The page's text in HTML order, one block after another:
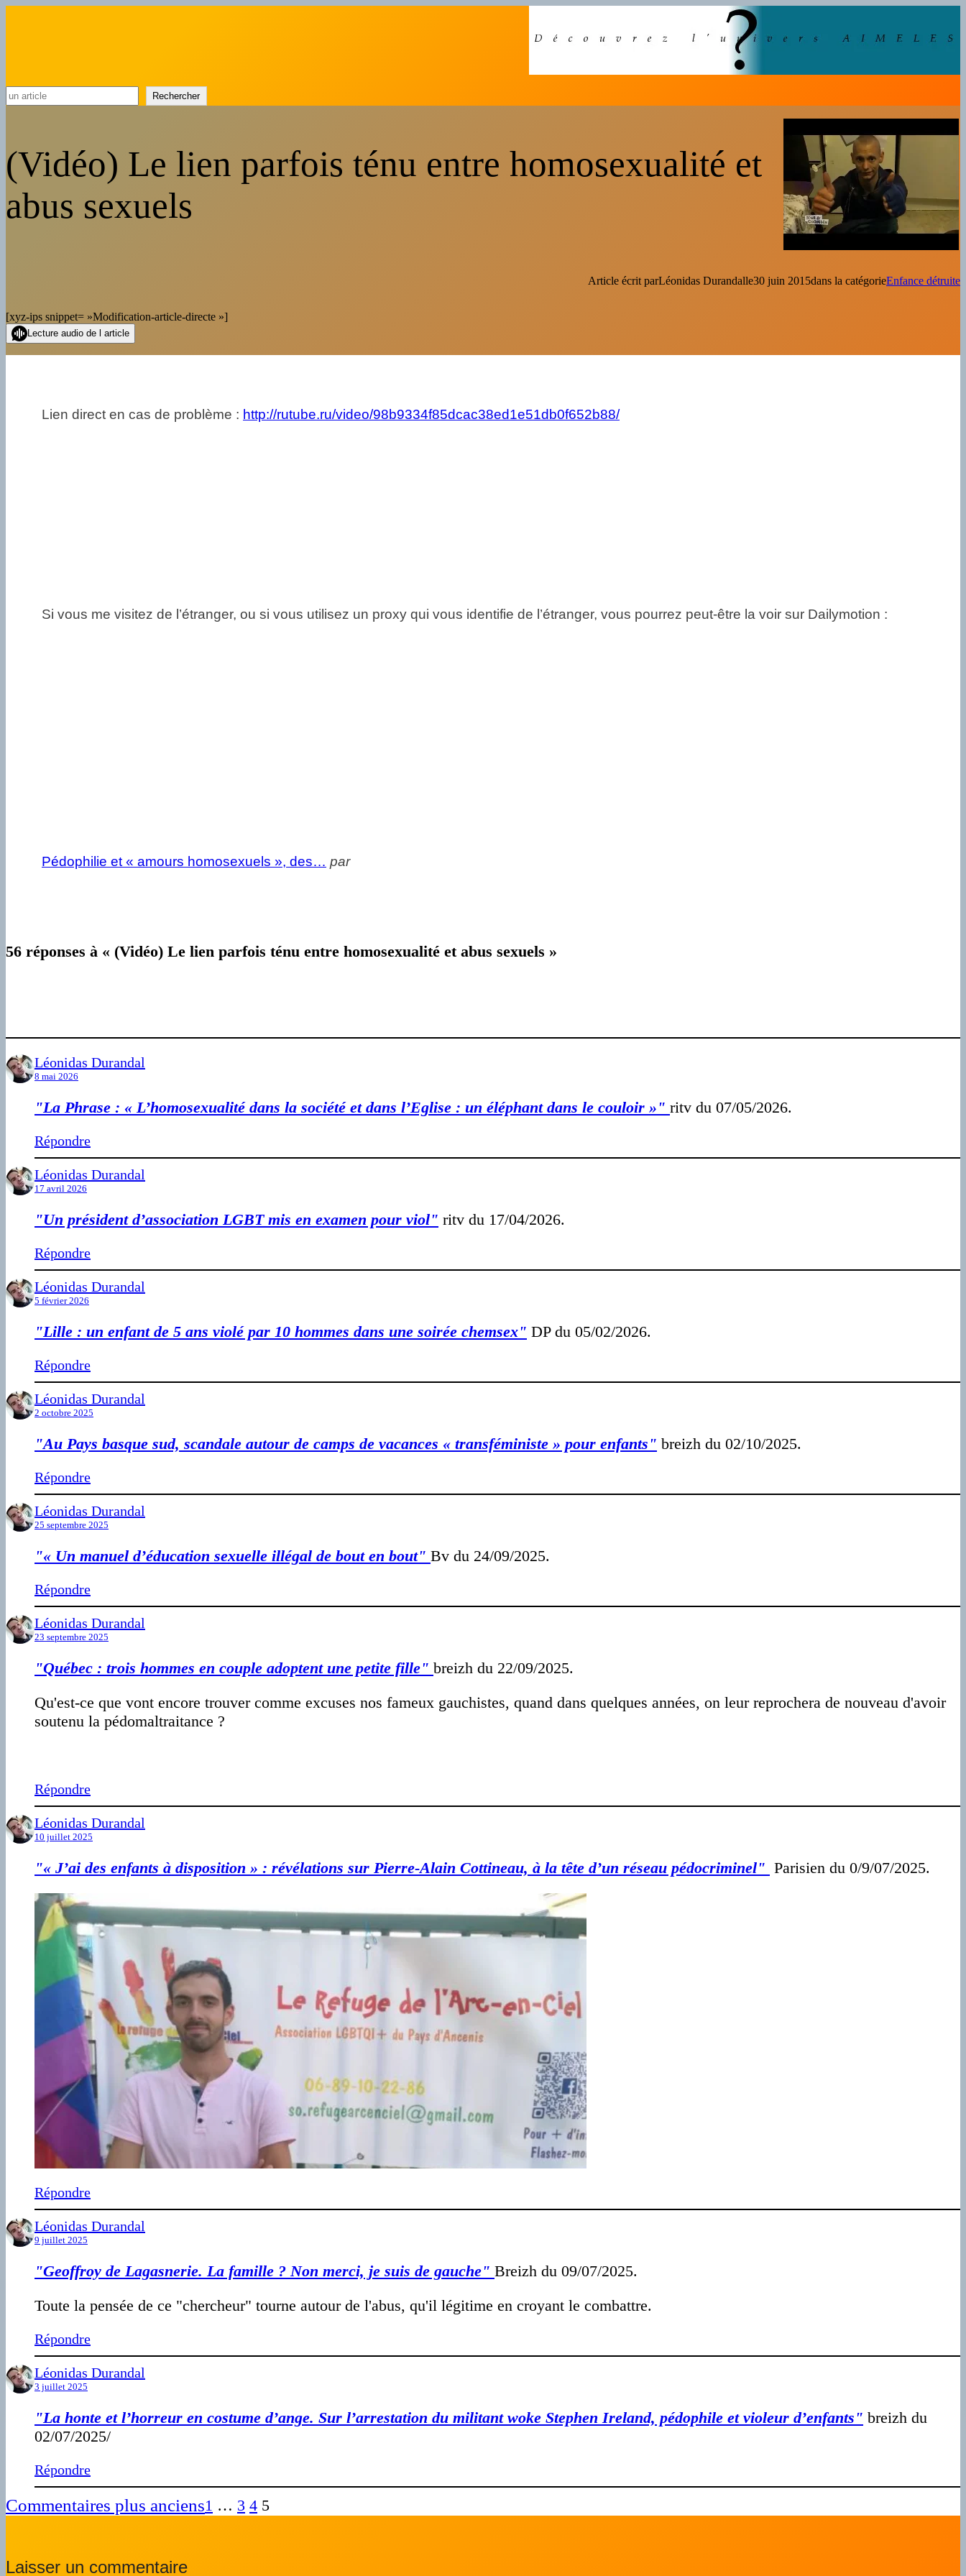
Rechercher
(Vidéo) Le lien parfois ténu entre homosexualité et
abus sexuels
Article écrit parLéonidas Durandalle30 juin 2015dans la catégorieEnfance détruite
[xyz-ips snippet= »Modification-article-directe »]
Lecture audio de l article
Lien direct en cas de problème : http://rutube.ru/video/98b9334f85dcac38ed1e51db0f652b88/
Si vous me visitez de l’étranger, ou si vous utilisez un proxy qui vous identifie de l’étranger, vous pourrez peut-être la voir sur Dailymotion :
Pédophilie et « amours homosexuels », des… par
56 réponses à « (Vidéo) Le lien parfois ténu entre homosexualité et abus sexuels »
Léonidas Durandal
8 mai 2026
"La Phrase : « L’homosexualité dans la société et dans l’Eglise : un éléphant dans le couloir »" ritv du 07/05/2026.
Répondre
Léonidas Durandal
17 avril 2026
"Un président d’association LGBT mis en examen pour viol" ritv du 17/04/2026.
Répondre
Léonidas Durandal
5 février 2026
"Lille : un enfant de 5 ans violé par 10 hommes dans une soirée chemsex" DP du 05/02/2026.
Répondre
Léonidas Durandal
2 octobre 2025
"Au Pays basque sud, scandale autour de camps de vacances « transféministe » pour enfants" breizh du 02/10/2025.
Répondre
Léonidas Durandal
25 septembre 2025
"« Un manuel d’éducation sexuelle illégal de bout en bout" Bv du 24/09/2025.
Répondre
Léonidas Durandal
23 septembre 2025
"Québec : trois hommes en couple adoptent une petite fille" breizh du 22/09/2025.
Qu'est-ce que vont encore trouver comme excuses nos fameux gauchistes, quand dans quelques années, on leur reprochera de nouveau d'avoir
soutenu la pédomaltraitance ?
Répondre
Léonidas Durandal
10 juillet 2025
"« J’ai des enfants à disposition » : révélations sur Pierre-Alain Cottineau, à la tête d’un réseau pédocriminel" Parisien du 0/9/07/2025.
Répondre
Léonidas Durandal
9 juillet 2025
"Geoffroy de Lagasnerie. La famille ? Non merci, je suis de gauche" Breizh du 09/07/2025.
Toute la pensée de ce "chercheur" tourne autour de l'abus, qu'il légitime en croyant le combattre.
Répondre
Léonidas Durandal
3 juillet 2025
"La honte et l’horreur en costume d’ange. Sur l’arrestation du militant woke Stephen Ireland, pédophile et violeur d’enfants" breizh du
02/07/2025/
Répondre
Commentaires plus anciens1 … 3 4 5
Laisser un commentaire